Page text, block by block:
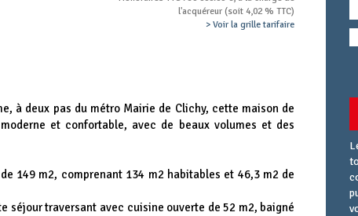
l'acquéreur (soit 4,02 % TTC)
> Voir la grille tarifaire
à deux pas du métro Mairie de Clichy, cette maison de
et confortable, avec de beaux volumes et des
149 m2, comprenant 134 m2 habitables et 46,3 m2 de
séjour traversant avec cuisine ouverte de 52 m2, baigné